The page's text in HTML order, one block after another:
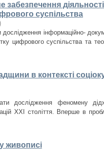
забезпечення
суспільства
інформаційно-
цифрового суспільства та
в контексті
дослідження феномену
ХХІ століття. Вперше в
живописі